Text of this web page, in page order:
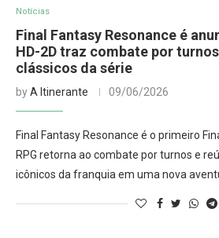
Notícias
Final Fantasy Resonance é
HD-2D traz combate por
clássicos da série
byA Itinerante 09/06/2026
Final Fantasy Resonance é o primeiro
RPG retorna ao combate por turnos e
icônicos da franquia em uma nova